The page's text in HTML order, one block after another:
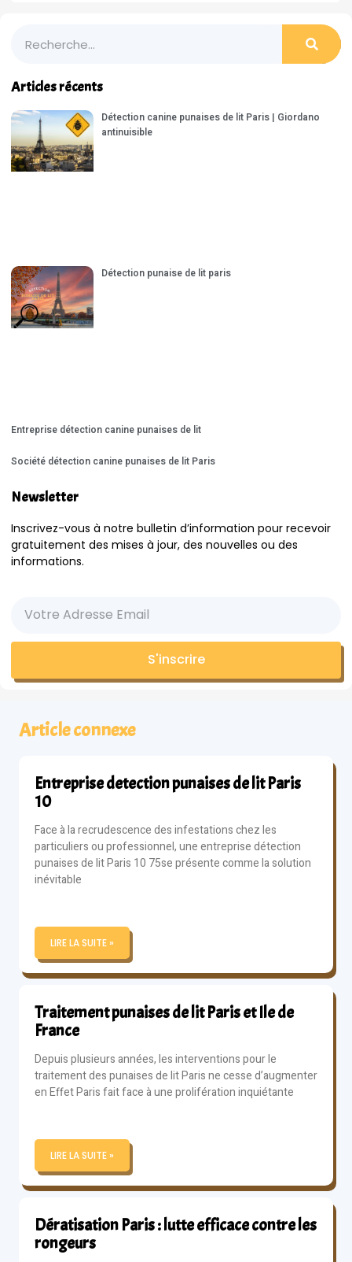
Articles récents
Détection canine punaises de lit Paris | Giordano
antinuisible
Détection punaise de lit paris
Entreprise détection canine punaises de lit
Société détection canine punaises de lit Paris
Newsletter
Inscrivez-vous à notre bulletin d’information pour recevoir
gratuitement des mises à jour, des nouvelles ou des
informations.
S'inscrire
Article connexe
Entreprise detection punaises de lit Paris
10
Face à la recrudescence des infestations chez les
particuliers ou professionnel, une entreprise détection
punaises de lit Paris 10 75se présente comme la solution
inévitable
LIRE LA SUITE »
Traitement punaises de lit Paris et Ile de
France
Depuis plusieurs années, les interventions pour le
traitement des punaises de lit Paris ne cesse d’augmenter
en Effet Paris fait face à une prolifération inquiétante
LIRE LA SUITE »
Dératisation Paris : lutte efficace contre les
rongeurs